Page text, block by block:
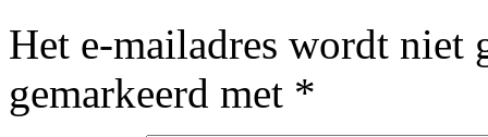
Het e-mailadres wordt niet
gemarkeerd met *